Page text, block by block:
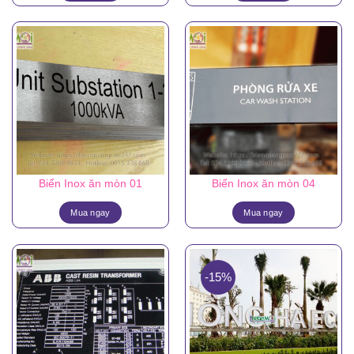
Biển Inox ăn mòn 01
Mua ngay
Biển Inox ăn mòn 04
Mua ngay
-15%